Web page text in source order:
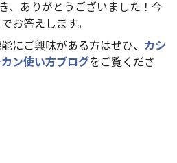
、ありがとうございました！今
お答えします。
にご興味がある方はぜひ、 カシ
ン使い方ブログをご覧くださ